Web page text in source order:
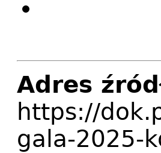
Adres
https://
gala-2025-